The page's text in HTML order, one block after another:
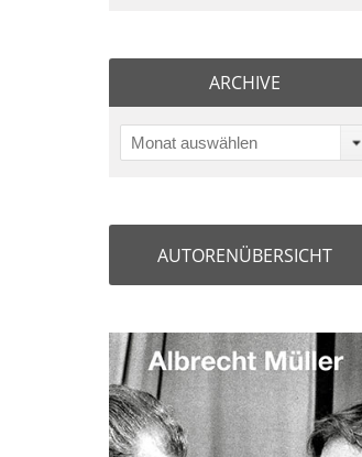
ARCHIVE
Monat auswählen
AUTORENÜBERSICHT